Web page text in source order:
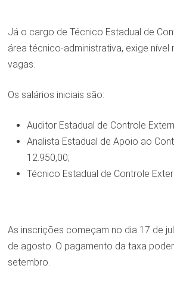
Já o cargo de Técnico Estadual de
área técnico-administrativa, exige
vagas.
Os salários iniciais são:
Auditor Estadual de Controle
Analista Estadual de Apoio ao
12.950,00;
Técnico Estadual de Controle
As inscrições começam no dia 17 de
de agosto. O pagamento da taxa
setembro.